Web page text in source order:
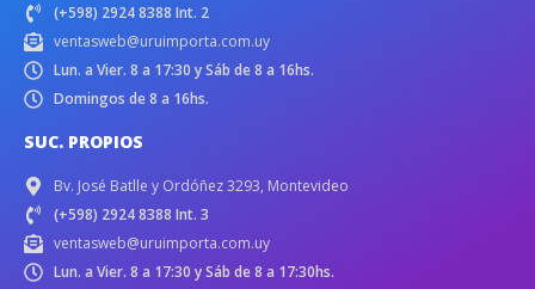
(+598) 2924 8388 Int. 2
ventasweb@uruimporta.com.uy
Lun. a Vier. 8 a 17:30 y Sáb de 8 a 16hs.
Domingos de 8 a 16hs.
SUC. PROPIOS
Bv. José Batlle y Ordóñez 3293, Montevideo
(+598) 2924 8388 Int. 3
ventasweb@uruimporta.com.uy
Lun. a Vier. 8 a 17:30 y Sáb de 8 a 17:30hs.